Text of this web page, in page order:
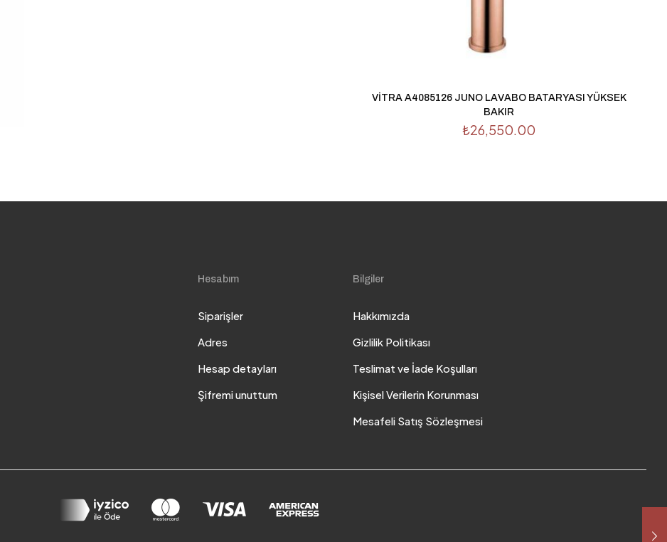
VİTRA A4085126 JUNO LAVABO BATARYASI YÜKSEK
BAKIR
₺26,550.00
Hesabım
Siparişler
Adres
Hesap detayları
Şifremi unuttum
Bilgiler
Hakkımızda
Gizlilik Politikası
Teslimat ve İade Koşulları
Kişisel Verilerin Korunması
Mesafeli Satış Sözleşmesi